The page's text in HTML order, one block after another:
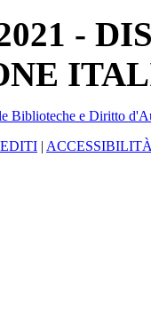
-
Biblioteche e Diritto
|